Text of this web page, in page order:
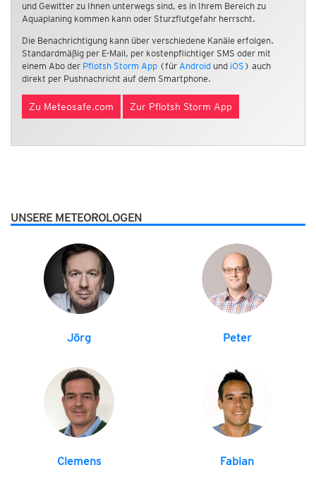
und Gewitter zu Ihnen unterwegs sind, es in Ihrem Bereich zu
Aquaplaning kommen kann oder Sturzflutgefahr herrscht.
Die Benachrichtigung kann über verschiedene Kanäle erfolgen.
Standardmäßig per E-Mail, per kostenpflichtiger SMS oder mit
einem Abo der Pflotsh Storm App (für Android und iOS ) auch
direkt per Pushnachricht auf dem Smartphone.
Zu Meteosafe.com Zur Pflotsh Storm App
UNSERE METEOROLOGEN
Jörg Peter
Clemens Fabian